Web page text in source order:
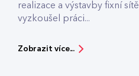
realizace a výstavby fixní
vyzkoušel práci...
Zobrazit více...